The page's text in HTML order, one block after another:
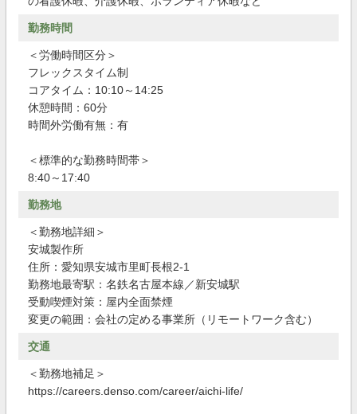
勤務時間
＜労働時間区分＞
フレックスタイム制
コアタイム：10:10～14:25
休憩時間：60分
時間外労働有無：有
＜標準的な勤務時間帯＞
8:40～17:40
勤務地
＜勤務地詳細＞
安城製作所
住所：愛知県安城市里町長根2-1
勤務地最寄駅：名鉄名古屋本線／新安城駅
受動喫煙対策：屋内全面禁煙
変更の範囲：会社の定める事業所（リモートワーク含む）
交通
＜勤務地補足＞
https://careers.denso.com/career/aichi-life/